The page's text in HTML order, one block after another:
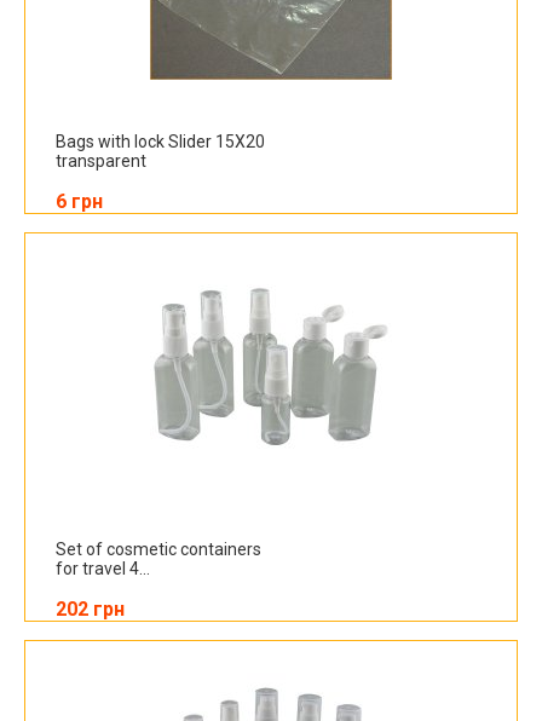
Bags with lock Slider 15X20
transparent
6 грн
Set of cosmetic containers
for travel 4...
202 грн